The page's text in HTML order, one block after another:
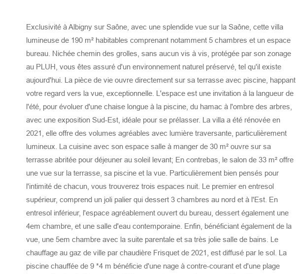
Exclusivité à Albigny sur Saône, avec une splendide vue sur la Saône, cette villa
lumineuse de 190 m² habitables comprenant notamment 5 chambres et un espace
bureau. Nichée chemin des grolles, sans aucun vis à vis, protégée par son zonage
au PLUH, vous êtes assuré d'un environnement naturel préservé, tel qu'il existe
aujourd'hui. La pièce de vie ouvre directement sur sa terrasse avec piscine, happant
votre regard vers la vue, exceptionnelle. L'espace est une invitation à la langueur de
l'été, pour évoluer d'une chaise longue à la piscine, du hamac à l'ombre des arbres,
avec une exposition Sud-Est, idéale pour se prélasser. La villa a été rénovée en
2021, elle offre des volumes agréables avec lumière traversante, particulièrement
lumineux. La cuisine avec son espace salle à manger de 30 m² ouvre sur sa
terrasse abritée pour déjeuner au soleil levant; En contrebas, le salon de 33 m² offre
une vue sur la terrasse, sa piscine et la vue. Particulièrement bien pensés pour
l'intimité de chacun, vous trouverez trois espaces nuit. Le premier en entresol
supérieur, comprend un joli palier qui dessert 3 chambres au nord et à l'Est. En
entresol inférieur, l'espace agréablement ouvert du bureau, dessert également une
4em chambre, et une salle d'eau contemporaine. Enfin, bénéficiant également de la
vue, une 5em chambre avec la suite parentale et sa très jolie salle de bains. Le
chauffage au gaz de ville par chaudière Frisquet de 2021, est diffusé par le sol. La
piscine chauffée de 9 *4 m bénéficie d'une nage à contre-courant et d'une plage